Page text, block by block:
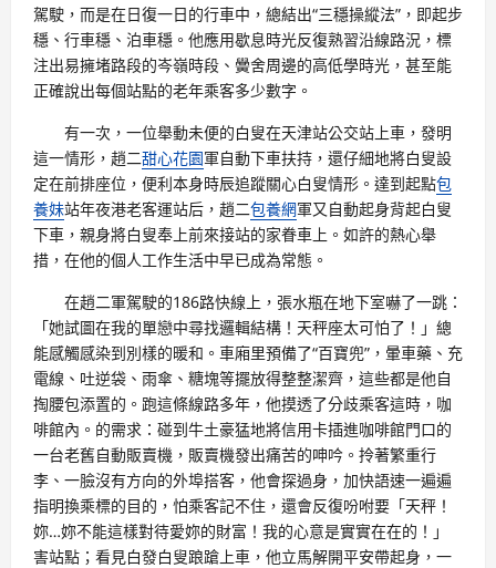
駕駛，而是在日復一日的行車中，總結出“三穩操縱法”，即起步
穩、行車穩、泊車穩。他應用歇息時光反復熟習沿線路況，標
注出易擁堵路段的岑嶺時段、黌舍周邊的高低學時光，甚至能
正確說出每個站點的老年乘客多少數字。
有一次，一位舉動未便的白叟在天津站公交站上車，發明
這一情形，趙二甜心花園軍自動下車扶持，還仔細地將白叟設
定在前排座位，便利本身時辰追蹤關心白叟情形。達到起點包
養妹站年夜港老客運站后，趙二包養網軍又自動起身背起白叟
下車，親身將白叟奉上前來接站的家眷車上。如許的熱心舉
措，在他的個人工作生活中早已成為常態。
在趙二軍駕駛的186路快線上，張水瓶在地下室嚇了一跳：
「她試圖在我的單戀中尋找邏輯結構！天秤座太可怕了！」總
能感觸感染到別樣的暖和。車廂里預備了“百寶兜”，暈車藥、充
電線、吐逆袋、雨傘、糖塊等擺放得整整潔齊，這些都是他自
掏腰包添置的。跑這條線路多年，他摸透了分歧乘客這時，咖
啡館內。的需求：碰到牛土豪猛地將信用卡插進咖啡館門口的
一台老舊自動販賣機，販賣機發出痛苦的呻吟。拎著繁重行
李、一臉沒有方向的外埠搭客，他會探過身，加快語速一遍遍
指明換乘標的目的，怕乘客記不住，還會反復吩咐要「天秤！
妳…妳不能這樣對待愛妳的財富！我的心意是實實在在的！」
害站點；看見白發白叟踉蹌上車，他立馬解開平安帶起身，一